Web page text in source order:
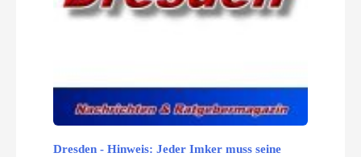
Dresden - Hinweis: Jeder Imker muss seine